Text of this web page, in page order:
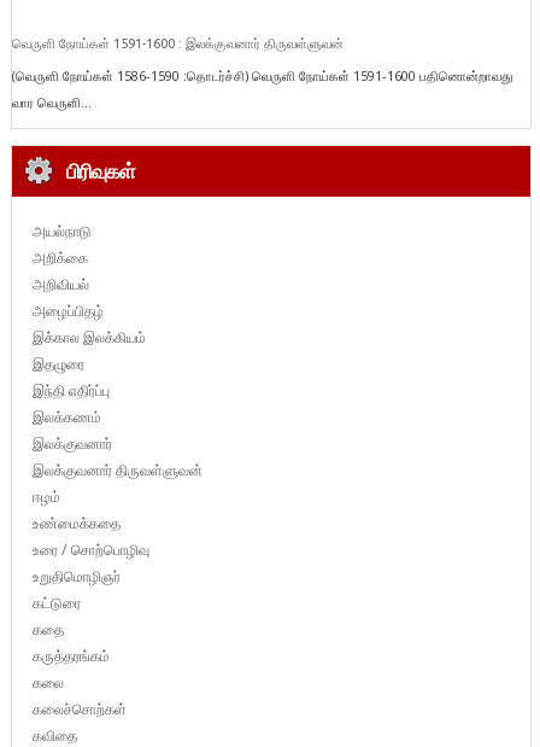
வெருளி நோய்கள் 1591-1600 : இலக்குவனார் திருவள்ளுவன்
(வெருளி நோய்கள் 1586-1590 :தொடர்ச்சி) வெருளி நோய்கள் 1591-1600 பதினொன்றாவது
வார வெருளி...
பிரிவுகள்
அயல்நாடு
அறிக்கை
அறிவியல்
அழைப்பிதழ்
இக்கால இலக்கியம்
இதழுரை
இந்தி எதிர்ப்பு
இலக்கணம்
இலக்குவனார்
இலக்குவனார் திருவள்ளுவன்
ஈழம்
உண்மைக்கதை
உரை / சொற்பொழிவு
உறுதிமொழிஞர்
கட்டுரை
கதை
கருத்தரங்கம்
கலை
கலைச்சொற்கள்
கவிதை